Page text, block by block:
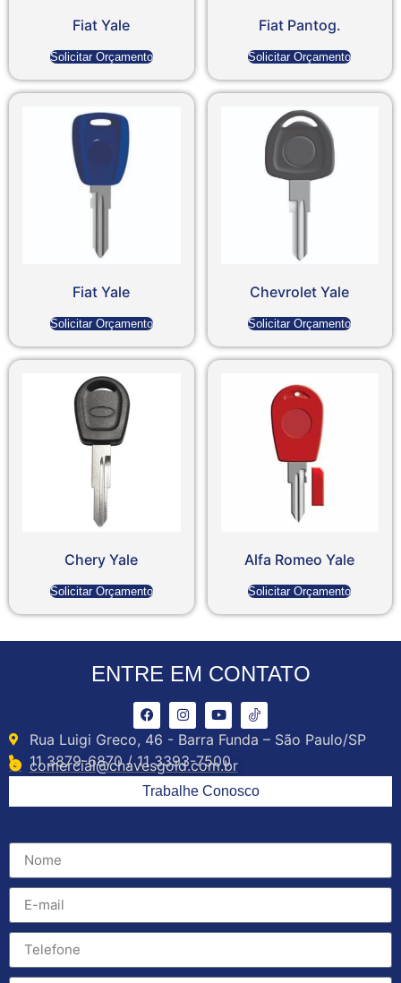
Fiat Yale
Solicitar Orçamento
Fiat Pantog.
Solicitar Orçamento
Fiat Yale
Solicitar Orçamento
Chevrolet Yale
Solicitar Orçamento
Chery Yale
Solicitar Orçamento
Alfa Romeo Yale
Solicitar Orçamento
ENTRE EM CONTATO
Rua Luigi Greco, 46 - Barra Funda – São Paulo/SP
11 3879-6870 / 11 3393-7500
comercial@chavesgold.com.br
Trabalhe Conosco